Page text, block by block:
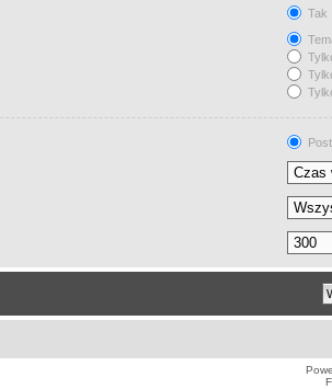
Tak